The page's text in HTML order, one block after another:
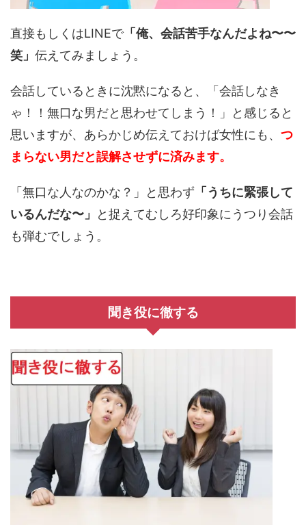
直接もしくはLINEで「俺、会話苦手なんだよね〜〜
笑」 伝えてみましょう。
会話しているときに沈黙になると、「会話しなき
ゃ！！無口な男だと思わせてしまう！」と感じると
思いますが、あらかじめ伝えておけば女性にも、 つ
まらない男だと誤解させずに済みます。
「無口な人なのかな？」と思わず 「うちに緊張して
いるんだな〜」
と捉えてむしろ好印象にうつり会話
も弾むでしょう。
聞き役に徹する